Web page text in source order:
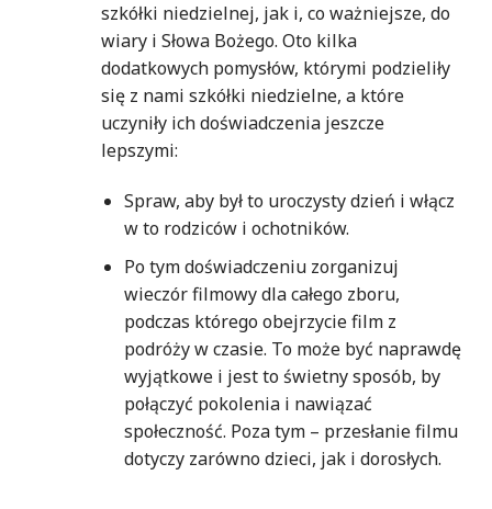
szkółki niedzielnej, jak i, co ważniejsze, do
wiary i Słowa Bożego. Oto kilka
dodatkowych pomysłów, którymi podzieliły
się z nami szkółki niedzielne, a które
uczyniły ich doświadczenia jeszcze
lepszymi:
Spraw, aby był to uroczysty dzień i włącz
w to rodziców i ochotników.
Po tym doświadczeniu zorganizuj
wieczór filmowy dla całego zboru,
podczas którego obejrzycie film z
podróży w czasie. To może być naprawdę
wyjątkowe i jest to świetny sposób, by
połączyć pokolenia i nawiązać
społeczność. Poza tym – przesłanie filmu
dotyczy zarówno dzieci, jak i dorosłych.